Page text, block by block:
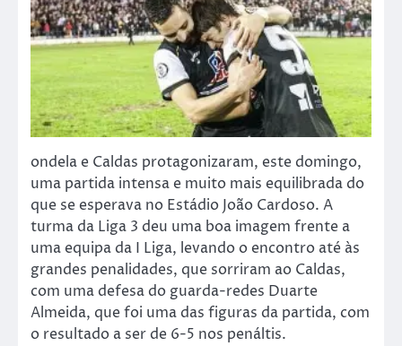
ondela e Caldas protagonizaram, este domingo,
uma partida intensa e muito mais equilibrada do
que se esperava no Estádio João Cardoso. A
turma da Liga 3 deu uma boa imagem frente a
uma equipa da I Liga, levando o encontro até às
grandes penalidades, que sorriram ao Caldas,
com uma defesa do guarda-redes Duarte
Almeida, que foi uma das figuras da partida, com
o resultado a ser de 6-5 nos penáltis.